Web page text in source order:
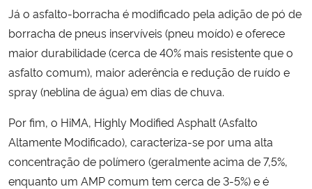
Já o asfalto-borracha é modificado pela adição de pó de
borracha de pneus inservíveis (pneu moído) e oferece
maior durabilidade (cerca de 40% mais resistente que o
asfalto comum), maior aderência e redução de ruído e
spray (neblina de água) em dias de chuva.
Por fim, o HiMA, Highly Modified Asphalt (Asfalto
Altamente Modificado), caracteriza-se por uma alta
concentração de polímero (geralmente acima de 7,5%,
enquanto um AMP comum tem cerca de 3-5%) e é